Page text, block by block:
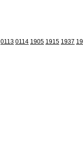
0113 0114 1905 1915 1937